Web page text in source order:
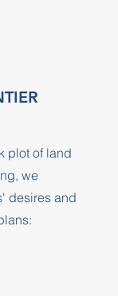
plot of land
we
desires and